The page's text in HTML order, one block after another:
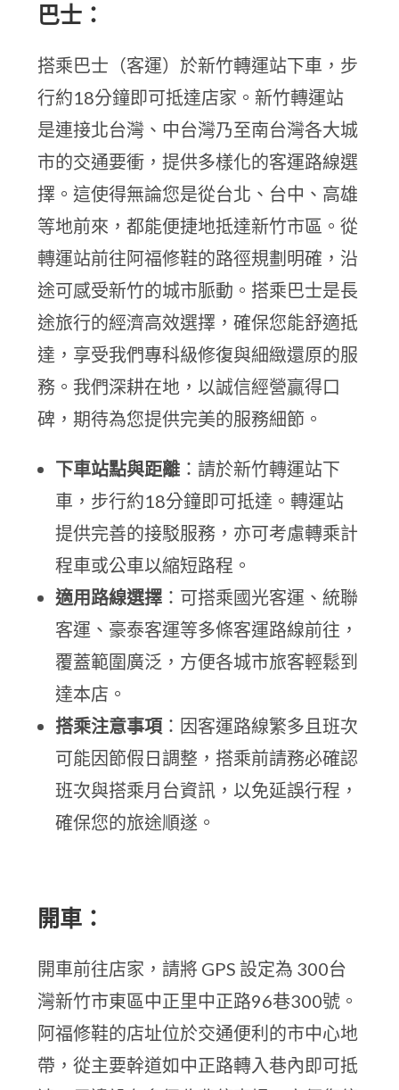
巴士：
搭乘巴士（客運）於新竹轉運站下車，步
行約18分鐘即可抵達店家。新竹轉運站
是連接北台灣、中台灣乃至南台灣各大城
市的交通要衝，提供多樣化的客運路線選
擇。這使得無論您是從台北、台中、高雄
等地前來，都能便捷地抵達新竹市區。從
轉運站前往阿福修鞋的路徑規劃明確，沿
途可感受新竹的城市脈動。搭乘巴士是長
途旅行的經濟高效選擇，確保您能舒適抵
達，享受我們專科級修復與細緻還原的服
務。我們深耕在地，以誠信經營贏得口
碑，期待為您提供完美的服務細節。
下車站點與距離 ：請於新竹轉運站下
車，步行約18分鐘即可抵達。轉運站
提供完善的接駁服務，亦可考慮轉乘計
程車或公車以縮短路程。
適用路線選擇 ：可搭乘國光客運、統聯
客運、豪泰客運等多條客運路線前往，
覆蓋範圍廣泛，方便各城市旅客輕鬆到
達本店。
搭乘注意事項 ：因客運路線繁多且班次
可能因節假日調整，搭乘前請務必確認
班次與搭乘月台資訊，以免延誤行程，
確保您的旅途順遂。
開車：
開車前往店家，請將 GPS 設定為 300台
灣新竹市東區中正里中正路96巷300號。
阿福修鞋的店址位於交通便利的市中心地
帶，從主要幹道如中正路轉入巷內即可抵